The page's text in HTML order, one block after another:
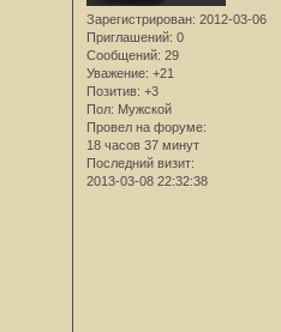
Зарегистрирован: 2012-03-06
Приглашений: 0
Сообщений: 29
Уважение: +21
Позитив: +3
Пол: Мужской
Провел на форуме:
18 часов 37 минут
Последний визит:
2013-03-08 22:32:38